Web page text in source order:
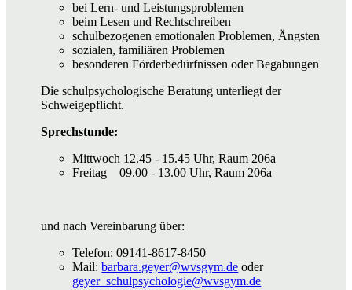
bei Lern- und Leistungsproblemen
beim Lesen und Rechtschreiben
schulbezogenen emotionalen Problemen, Ängsten
sozialen, familiären Problemen
besonderen Förderbedürfnissen oder Begabungen
Die schulpsychologische Beratung unterliegt der
Schweigepflicht.
Sprechstunde:
Mittwoch 12.45 - 15.45 Uhr, Raum 206a
Freitag 09.00 - 13.00 Uhr, Raum 206a
und nach Vereinbarung über:
Telefon: 09141-8617-8450
Mail:barbara.geyer@wvsgym.de oder
geyer_schulpsychologie@wvsgym.de